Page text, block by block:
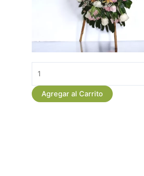
Funebre
Rosas
y
Agregar al Carrito